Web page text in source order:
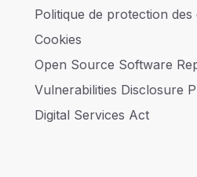
Politique de protection des
Cookies
Open Source Software
Vulnerabilities Disclosure
Digital Services Act